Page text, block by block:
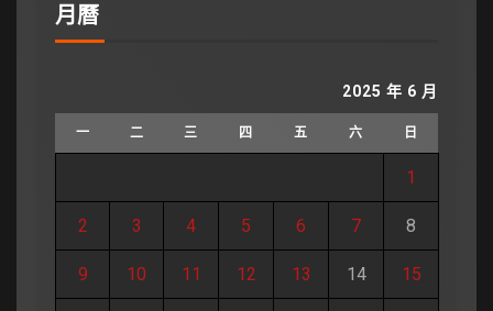
月曆
2025 年 6 月
一 二 三 四 五 六 日
1
2 3 4 5 6 7 8
9 10 11 12 13 14 15